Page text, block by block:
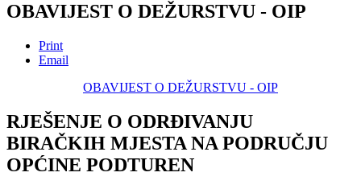
OBAVIJEST O DEŽURSTVU - OIP
Print
Email
OBAVIJEST O DEŽURSTVU - OIP
RJEŠENJE O ODRĐIVANJU
BIRAČKIH MJESTA NA PODRUČJU
OPĆINE PODTUREN